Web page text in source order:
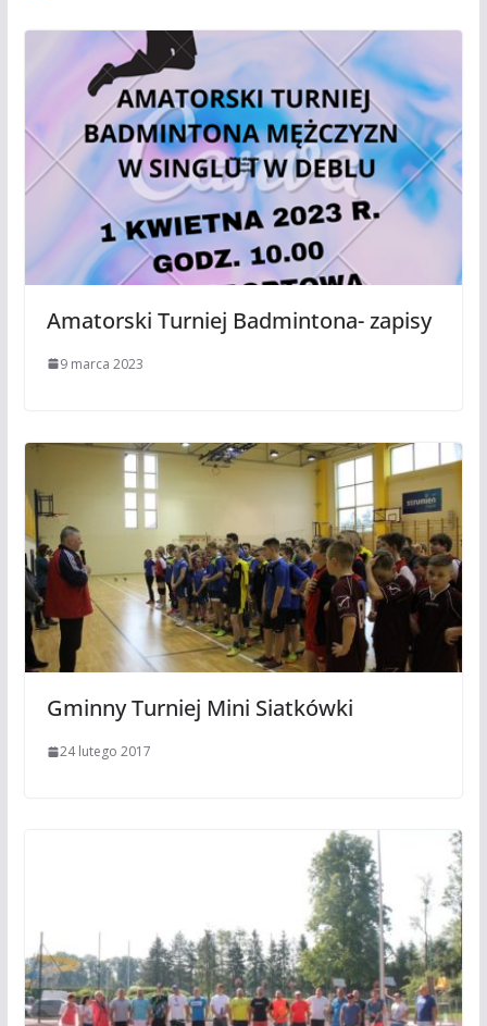
Amatorski Turniej Badmintona- zapisy
9 marca 2023
Gminny Turniej Mini Siatkówki
24 lutego 2017